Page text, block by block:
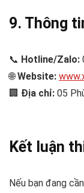
9. Thông
📞 Hotline/Zalo:
🌐Website:
🏢 Địa chỉ: 05
Kết luận
Nếu bạn đang cần